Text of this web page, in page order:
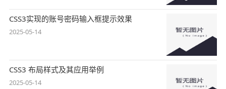
CSS3实现的账号密码输入框提示效果
2025-05-14
CSS3 布局样式及其应用举例
2025-05-14